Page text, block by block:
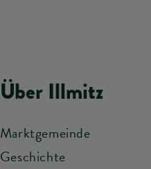
Über Illmitz
Marktgemeinde
Geschichte